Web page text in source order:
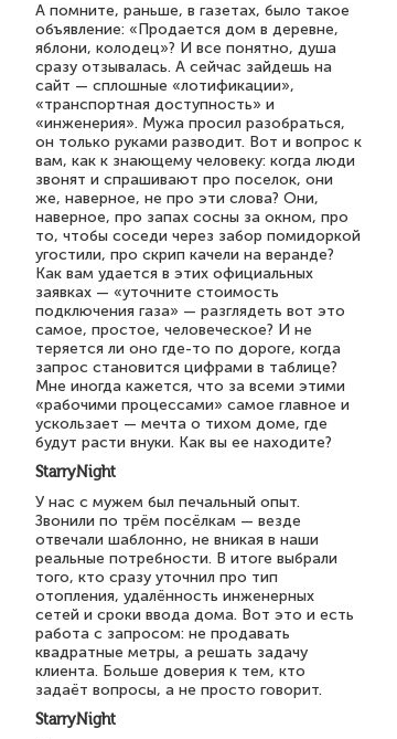
А помните, раньше, в газетах, было такое
объявление: «Продается дом в деревне,
яблони, колодец»? И все понятно, душа
сразу отзывалась. А сейчас зайдешь на
сайт — сплошные «лотификации»,
«транспортная доступность» и
«инженерия». Мужа просил разобраться,
он только руками разводит. Вот и вопрос к
вам, как к знающему человеку: когда люди
звонят и спрашивают про поселок, они
же, наверное, не про эти слова? Они,
наверное, про запах сосны за окном, про
то, чтобы соседи через забор помидоркой
угостили, про скрип качели на веранде?
Как вам удается в этих официальных
заявках — «уточните стоимость
подключения газа» — разглядеть вот это
самое, простое, человеческое? И не
теряется ли оно где-то по дороге, когда
запрос становится цифрами в таблице?
Мне иногда кажется, что за всеми этими
«рабочими процессами» самое главное и
ускользает — мечта о тихом доме, где
будут расти внуки. Как вы ее находите?
StarryNight
У нас с мужем был печальный опыт.
Звонили по трём посёлкам — везде
отвечали шаблонно, не вникая в наши
реальные потребности. В итоге выбрали
того, кто сразу уточнил про тип
отопления, удалённость инженерных
сетей и сроки ввода дома. Вот это и есть
работа с запросом: не продавать
квадратные метры, а решать задачу
клиента. Больше доверия к тем, кто
задаёт вопросы, а не просто говорит.
StarryNight